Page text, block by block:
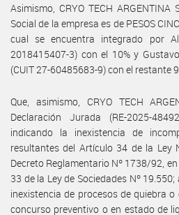
Asimismo, CRYO TECH
Social de la empresa es de PESOS
cual se encuentra integrado por
2018415407-3) con el 10% y
(CUIT 27-60485683-9) con el restante
Que, asimismo, CRYO TECH
Declaración Jurada (RE-2025-
indicando la inexistencia de
resultantes del Artículo 34 de la Ley
Decreto Reglamentario Nº 1738/92,
33 de la Ley de Sociedades Nº
inexistencia de procesos de quiebra
concurso preventivo o en estado de